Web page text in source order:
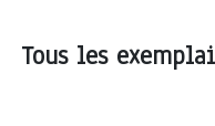
Tous les